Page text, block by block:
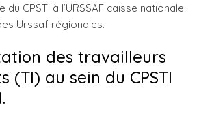
du CPSTI à l’URSSAF caisse nationale
Urssaf régionales.
des travailleurs
(TI) au sein du CPSTI